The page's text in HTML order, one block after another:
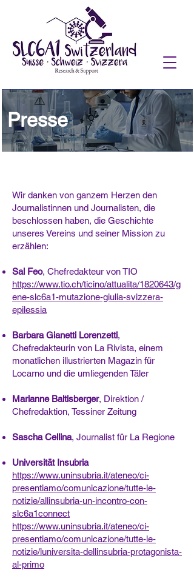
Presse
Wir danken von ganzem Herzen den
Journalistinnen und Journalisten, die
beschlossen haben, die Geschichte
unseres Vereins und seiner Mission zu
erzählen:
Sal Feo, Chefredakteur von TIO
https://www.tio.ch/ticino/attualita/1820643/g
ene-slc6a1-mutazione-giulia-svizzera-
epilessia
Barbara Gianetti Lorenzetti,
Chefredakteurin von La Rivista, einem
monatlichen illustrierten Magazin für
Locarno und die umliegenden Täler
Marianne Baltisberger, Direktion /
Chefredaktion, Tessiner Zeitung
Sascha Cellina, Journalist für La Regione
Universität Insubria
https://www.uninsubria.it/ateneo/ci-
presentiamo/comunicazione/tutte-le-
notizie/allinsubria-un-incontro-con-
slc6a1connect
https://www.uninsubria.it/ateneo/ci-
presentiamo/comunicazione/tutte-le-
notizie/luniversita-dellinsubria-protagonista-
al-primo